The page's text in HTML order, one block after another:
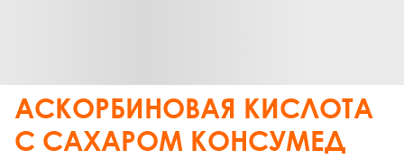
АСКОРБИНОВАЯ КИСЛОТА
С САХАРОМ КОНСУМЕД